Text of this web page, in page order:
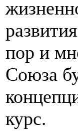
пор и
Союза
курс.